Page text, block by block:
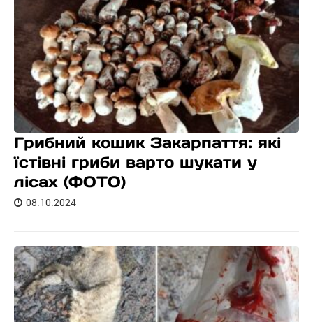
Грибний кошик Закарпаття: які
їстівні гриби варто шукати у
лісах (ФОТО)
08.10.2024